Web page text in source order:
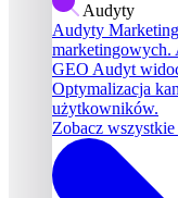
Audyty
Audyty
marketingowych.
GEO Audyt
Optymalizacja
użytkowników.
Zobacz wszystkie